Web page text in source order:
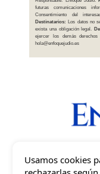
futuras comunicaciones
Consentimiento del
Destinatarios: Los datos no
exista una obligación legal.
ejercer los demás
hola@enfoquejudio.es
Usamos cookies